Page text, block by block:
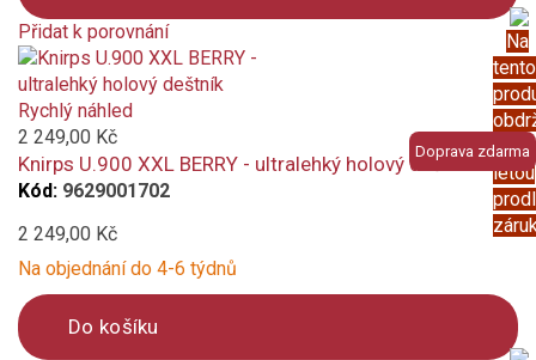
Na
tento
5
letou
Přidat k porovnání
Product
is
added
to
compare
Doprava zdarma
Rychlý náhled
2 249,00 Kč
Knirps U.900 XXL BERRY - ultralehký holový deštník
Kód: 9629001702
2 249,00 Kč
Na objednání do 4-6 týdnů
Do košíku